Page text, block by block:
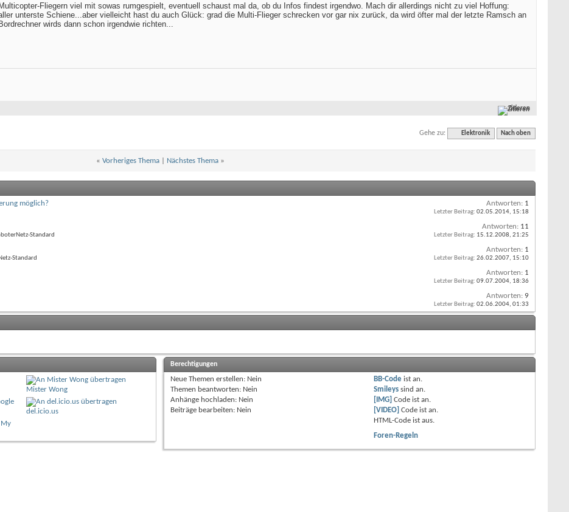
Fliegern viel mit sowas rumgespielt, eventuell schaust mal da, ob du Infos findest irgendwo. Mach dir allerdings nicht zu viel Hoffung:
unterste Schiene...aber vielleicht hast du auch Glück: grad die Multi-Flieger schrecken vor gar nix zurück, da wird öfter mal der letzte Ramsch an
wirds dann schon irgendwie richten...
Zitieren
Gehe zu: Elektronik Nach oben
« Vorheriges Thema| Nächstes Thema »
möglich? Antworten: 1
Letzter Beitrag: 02.05.2014, 15:18
Standard
Antworten: 11
Letzter Beitrag: 15.12.2008, 21:25
Standard
Antworten: 1
Letzter Beitrag: 26.02.2007, 15:10
Antworten: 1
Letzter Beitrag: 09.07.2004, 18:36
Antworten: 9
Letzter Beitrag: 02.06.2004, 01:33
Mister Wong
del.icio.us
My
Berechtigungen
Neue Themen erstellen: Nein
Themen beantworten: Nein
Anhänge hochladen: Nein
Beiträge bearbeiten: Nein
BB-Code istan.
Smileys sindan.
[IMG] Code istan.
[VIDEO] Code istan.
HTML-Code istaus.
Foren-Regeln